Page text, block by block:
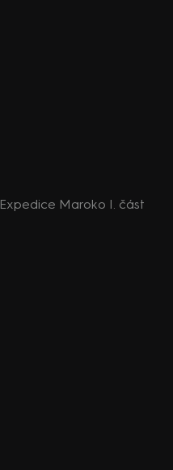
Expedice Maroko I. část